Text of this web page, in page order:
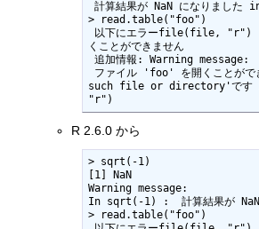
> read.table("foo")
くことができません
such file or directory'で
"r")
R 2.6.0 から
> sqrt(-1)
[1] NaN
Warning message:
In sqrt(-1) :  計算結果が NaN
> read.table("foo")